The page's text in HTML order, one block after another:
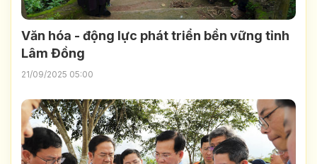
Văn hóa - động lực phát triển bền vững tỉnh
Lâm Đồng
21/09/2025 05:00